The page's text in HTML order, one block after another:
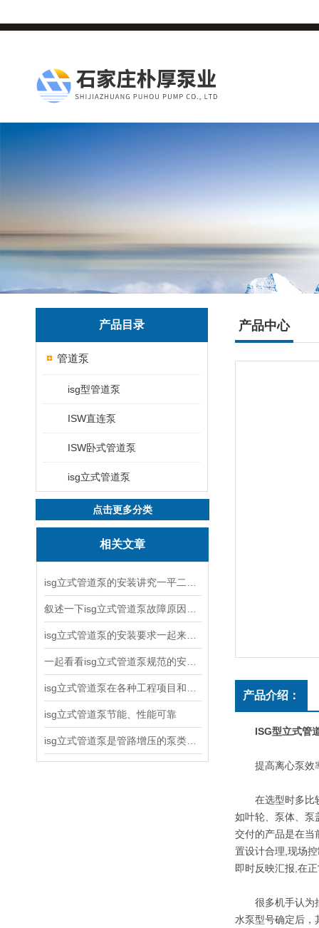
产品目录
管道泵
isg型管道泵
ISW直连泵
ISW卧式管道泵
isg立式管道泵
点击更多分类
相关文章
isg立式管道泵节能、性能可靠
产品中心
产品介绍：
ISG型立式管
提高离心泵效
在选型时多比较
如叶轮、泵体、泵
交付的产品是在当
置设计合理,现场
即时反映汇报,在
很多机手认为抽
水泵型号确定后，